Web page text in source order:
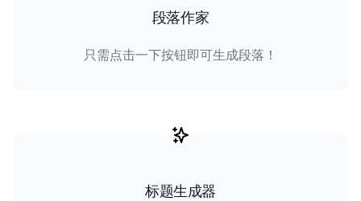
段落作家
只需点击一下按钮即可生成段落！
标题生成器